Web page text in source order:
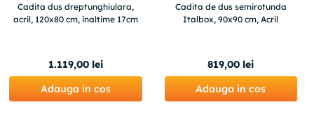
Cadita dus dreptunghiulara,
acril, 120x80 cm, inaltime 17cm
1.119,00 lei
Adauga in cos
Cadita de dus semirotunda
Italbox, 90x90 cm, Acril
819,00 lei
Adauga in cos